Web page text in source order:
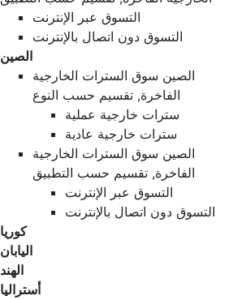
التسوق عبر الإنترنت
التسوق دون اتصال بالإنترنت
الصين
الصين سوق السترات الخارجية
الفاخرة, تقسيم حسب النوع
سترات خارجية عملية
سترات خارجية عادية
الصين سوق السترات الخارجية
الفاخرة, تقسيم حسب التطبيق
التسوق عبر الإنترنت
التسوق دون اتصال بالإنترنت
كوريا
اليابان
الهند
أستراليا